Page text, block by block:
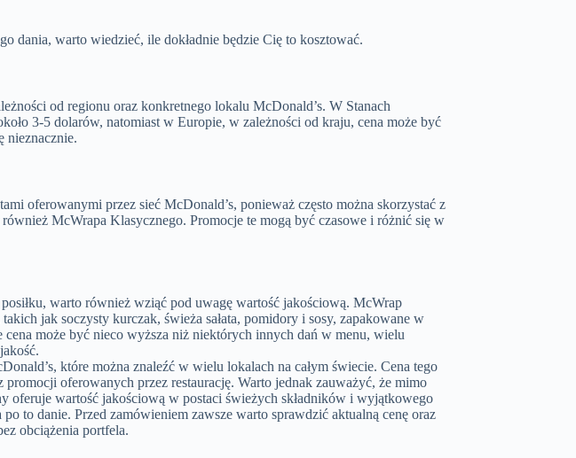
dania, warto wiedzieć, ile dokładnie będzie Cię to kosztować.
od regionu oraz konkretnego lokalu McDonald’s. W Stanach
3-5 dolarów, natomiast w Europie, w zależności od kraju, cena może być
nieznacznie.
oferowanymi przez sieć McDonald’s, ponieważ często można skorzystać z
McWrapa Klasycznego. Promocje te mogą być czasowe i różnić się w
warto również wziąć pod uwagę wartość jakościową. McWrap
jak soczysty kurczak, świeża sałata, pomidory i sosy, zapakowane w
może być nieco wyższa niż niektórych innych dań w menu, wielu
które można znaleźć w wielu lokalach na całym świecie. Cena tego
oferowanych przez restaurację. Warto jednak zauważyć, że mimo
oferuje wartość jakościową w postaci świeżych składników i wyjątkowego
to danie. Przed zamówieniem zawsze warto sprawdzić aktualną cenę oraz
obciążenia portfela.